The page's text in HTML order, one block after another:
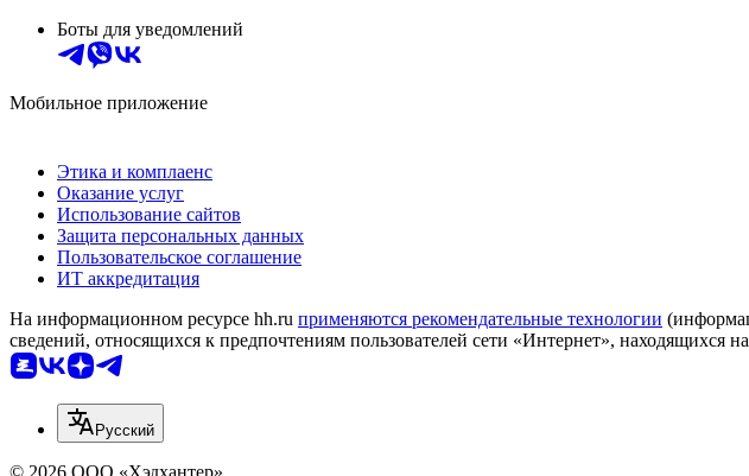
Боты для уведомлений
Мобильное приложение
Этика и комплаенс
Оказание услуг
Использование сайтов
Защита персональных данных
Пользовательское соглашение
ИТ аккредитация
На информационном ресурсе hh.ru применяются рекомендательные технологии
сведений, относящихся к предпочтениям пользователей сети «Интернет», находящихся
Русский
© 2026 ООО «Хэдхантер»